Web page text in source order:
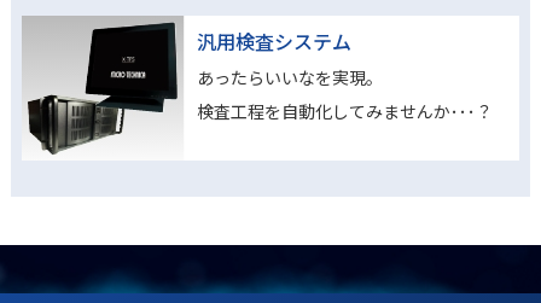
汎用検査システム
あったらいいなを実現。
検査工程を自動化してみませんか･･･？